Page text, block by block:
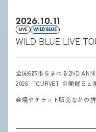
2026.10.11
LIVE WILD BLUE
WILD BLUE LIVE
全国6都市をまわる2ND
2026 ［CURVE］の開催日
会場やチケット販売などの